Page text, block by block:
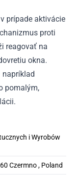
prípade aktivácie
proti
reagovať na
okna.
pomalým,
i Wyrobów
Czermno , Poland